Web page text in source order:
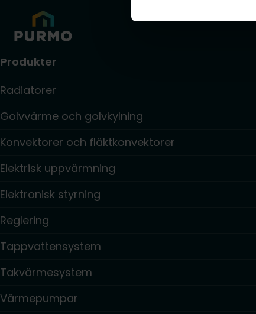
Produkter
Radiatorer
Golvvärme och golvkylning
Konvektorer och fläktkonvektorer
Elektrisk uppvärmning
Elektronisk styrning
Reglering
Tappvattensystem
Takvärmesystem
Värmepumpar